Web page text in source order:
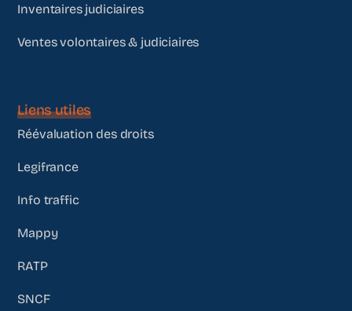
Inventaires judiciaires
Ventes volontaires & judiciaires
Liens utiles
Réévaluation des droits
Legifrance
Info traffic
Mappy
RATP
SNCF